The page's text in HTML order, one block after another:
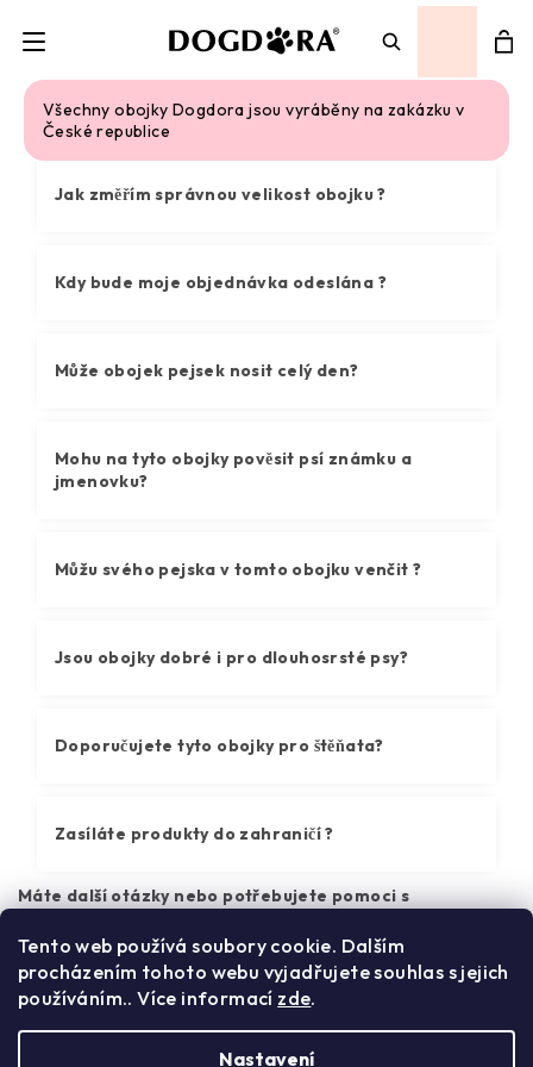
Tento web používá soubory cookie. Dalším
procházením tohoto webu vyjadřujete souhlas s jejich
používáním.. Více informací zde.
Nastavení
Všechny obojky Dogdora jsou vyráběny na zakázku v
České republice
HledatPřihlášení
Nejčastější dotazy
Jak změřím správnou velikost obojku ?
Kdy bude moje objednávka odeslána ?
Může obojek pejsek nosit celý den?
Mohu na tyto obojky pověsit psí známku a
jmenovku?
Můžu svého pejska v tomto obojku venčit ?
Jsou obojky dobré i pro dlouhosrsté psy?
Doporučujete tyto obojky pro štěňata?
Zasíláte produkty do zahraničí ?
Máte další otázky nebo potřebujete pomoci s
poradíme!
Z
á